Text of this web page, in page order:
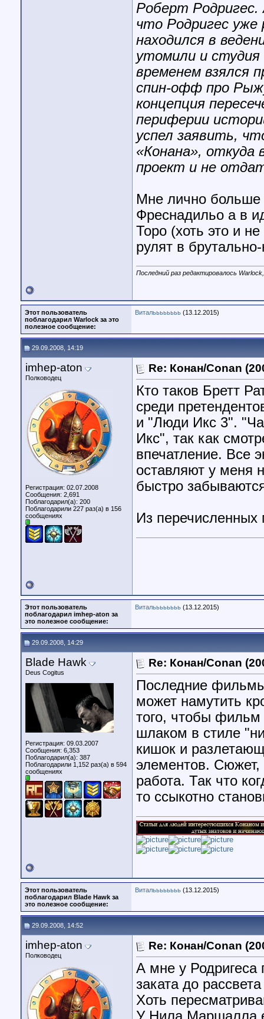
Роберт
что Родригес
находился в
утомили и студия
временем взялся
спин-офф про
концепция
периферии
успел заявить,
«Конана», откуда
проект и не
Мне лично больше
Фреснадильо а в
Торо (хоть это и
рулят в
Последний раз редактировалось
Этот пользователь
поблагодарил Warlock за это
полезное сообщение:
Витальььььььь (13.12.2015)
29.09.2008, 14:19
imhep-aton
Полководец
Регистрация: 02.07.2008
Сообщения: 2,691
Поблагодарил(а): 200
Поблагодарили 227 раз(а) в 156
сообщениях
Re: Конан/Conan
Кто таков Бретт
среди
и "Люди Икс 3".
Икс", так как
впечатление. Все
оставляют у меня
быстро
Из
Этот пользователь
поблагодарил imhep-aton за
это полезное сообщение:
Витальььььььь (13.12.2015)
29.09.2008, 14:29
Blade Hawk
Deus Cogitus
Регистрация: 09.03.2007
Сообщения: 6,353
Поблагодарил(а): 387
Поблагодарили 1,152 раз(а) в 594
сообщениях
Re: Конан/Conan
Последние
может намутить
того, чтобы
шлаком в стиле
кишок и
элементов. Сюжет,
работа. Так что
то ссыкотно
Этот пользователь
поблагодарил Blade Hawk за
это полезное сообщение:
Витальььььььь (13.12.2015)
29.09.2008, 14:52
imhep-aton
Полководец
Re: Конан/Conan
А мне у
заката до
Хоть